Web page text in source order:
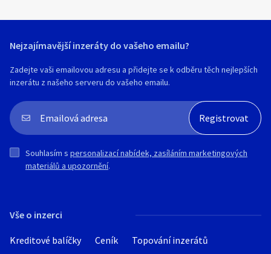
Vše o inzerci
Kreditové balíčky Ceník
Topování inzerátů
Nejzajímavější inzeráty do vašeho emailu?
Zadejte vaši emailovou adresu a přidejte se k odběru těch nejlepších
inzerátu z našeho serveru do vašeho emailu.
Souhlasím s personalizací nabídek, zasíláním marketingových
materiálů a upozornění.